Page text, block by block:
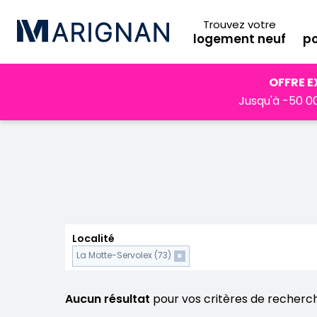
Trouvez votre
logement neuf
OFFRE
Jusqu'à -50
Auvergne-Rhône-Alpes
Localité
×
La Motte-Servolex (73)
Aucun résultat pour vos critères de